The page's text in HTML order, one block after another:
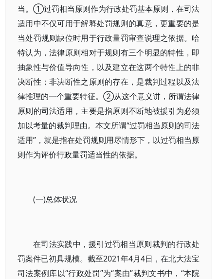
当。①过罚相当原则作为行政处罚基本原则，在司法
适用中不仅可用于解释处罚规则的真意，更重要的是
当处罚规则缺位时用于行政量罚审查说理之依据。哈
特认为，法律原则相对于规则有三个明显的特性，即
抽象性与价值导向性，以及建立在这两个特性上的非
决断性；非决断性之原则的存在，是裁判过程以及法
律推理的一个重要特征。②从这个意义讲，所谓法律
原则的司法适用，主要是指原则不断地被援引为必须
加以考量的裁判理由。本文所谓“过罚相当原则的司法
适用”，就是指在处罚规则用尽情形下，以过罚相当原
则作为评价行政量罚适当性的依据。
(一)总体状况
在司法实践中，援引过罚相当原则裁判的行政处
罚案件已初具规模。截至2021年4月4日，在北大法宝
司法案例库以“行政处罚”为“案由”裁判文书中，“本院